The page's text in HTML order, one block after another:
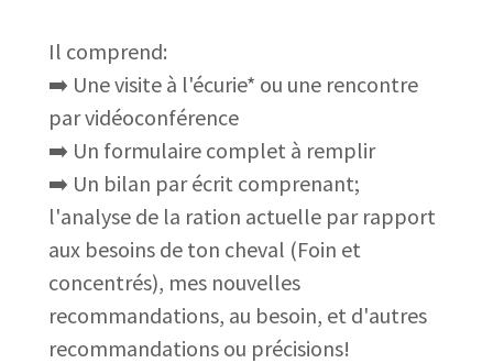
Il comprend:
➡️ Une visite à l'écurie* ou une rencontre
par vidéoconférence
➡️ Un formulaire complet à remplir
➡️ Un bilan par écrit comprenant;
l'analyse de la ration actuelle par rapport
aux besoins de ton cheval (Foin et
concentrés), mes nouvelles
recommandations, au besoin, et d'autres
recommandations ou précisions!